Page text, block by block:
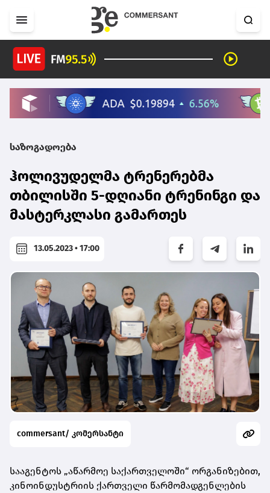
საზოგადოება
ჰოლივუდელმა ტრენერებმა
თბილისში 5-დღიანი ტრენინგი და
მასტერკლასი გამართეს
13.05.2023 • 17:00
commersant/ კომერსანტი
სააგენტოს „აწარმოე საქართველოში“ ორგანიზებით,
კინოინდუსტრიის ქართველი წარმომადგენლების